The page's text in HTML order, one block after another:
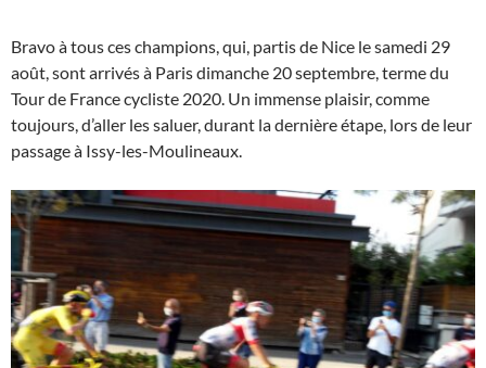
Bravo à tous ces champions, qui, partis de Nice le samedi 29
août, sont arrivés à Paris dimanche 20 septembre, terme du
Tour de France cycliste 2020. Un immense plaisir, comme
toujours, d’aller les saluer, durant la dernière étape, lors de leur
passage à Issy-les-Moulineaux.